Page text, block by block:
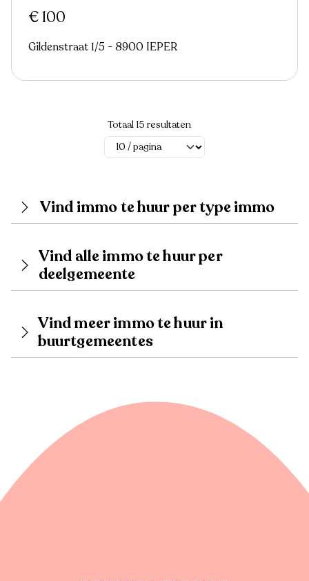
€ 100
Gildenstraat 1/5 - 8900 IEPER
Totaal 15 resultaten
Vind immo te huur per type immo
Vind alle immo te huur per
deelgemeente
Vind meer immo te huur in
buurtgemeentes